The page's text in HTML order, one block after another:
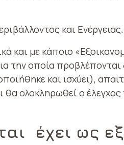
και Ενέργειας.
και με κάποιο
την οποία προβλέπονται
και ισχύει),
ολοκληρωθεί ο έλεγχος
έχει ως